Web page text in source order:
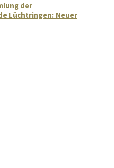
der
Lüchtringen: Neuer